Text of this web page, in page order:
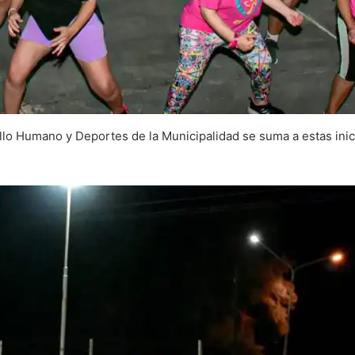
Humano y Deportes de la Municipalidad se suma a estas